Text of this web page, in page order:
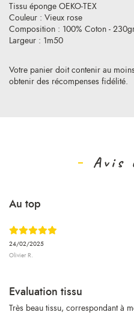
Votre panier doit contenir au
obtenir des récompenses fidélité.
Tissu éponge OEKO-TEX
Couleur : Vieux rose
Composition : 100% Coton -
Largeur : 1m50
Avis
24/02/2025
Olivier R.
Au top
Evaluation tissu
Très beau tissu, correspondant à